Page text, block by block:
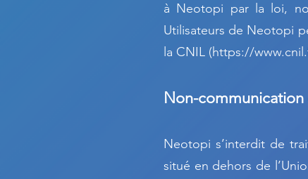
à Neotopi par la loi,
Utilisateurs de Neotopi
la CNIL (https://
Non-
Neotopi s’interdit de
situé en dehors de